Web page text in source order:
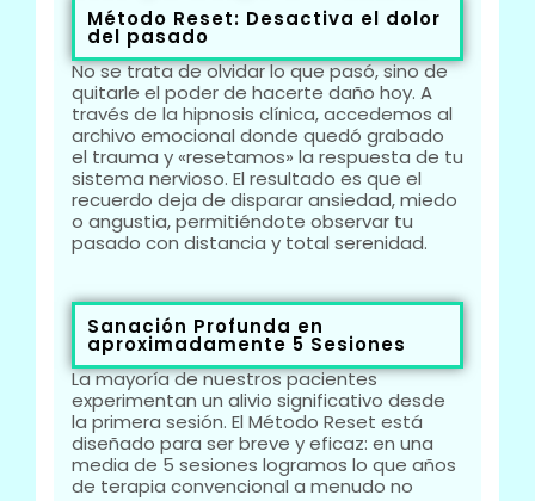
Método Reset: Desactiva el dolor
del pasado
No se trata de olvidar lo que pasó, sino de
quitarle el poder de hacerte daño hoy. A
través de la hipnosis clínica, accedemos al
archivo emocional donde quedó grabado
el trauma y «resetamos» la respuesta de tu
sistema nervioso. El resultado es que el
recuerdo deja de disparar ansiedad, miedo
o angustia, permitiéndote observar tu
pasado con distancia y total serenidad.
Sanación Profunda en
aproximadamente 5 Sesiones
La mayoría de nuestros pacientes
experimentan un alivio significativo desde
la primera sesión. El Método Reset está
diseñado para ser breve y eficaz: en una
media de 5 sesiones logramos lo que años
de terapia convencional a menudo no